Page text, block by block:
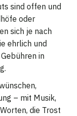
sind offen und
oder
sich je nach
ehrlich und
in
– mit Musik,
die Trost